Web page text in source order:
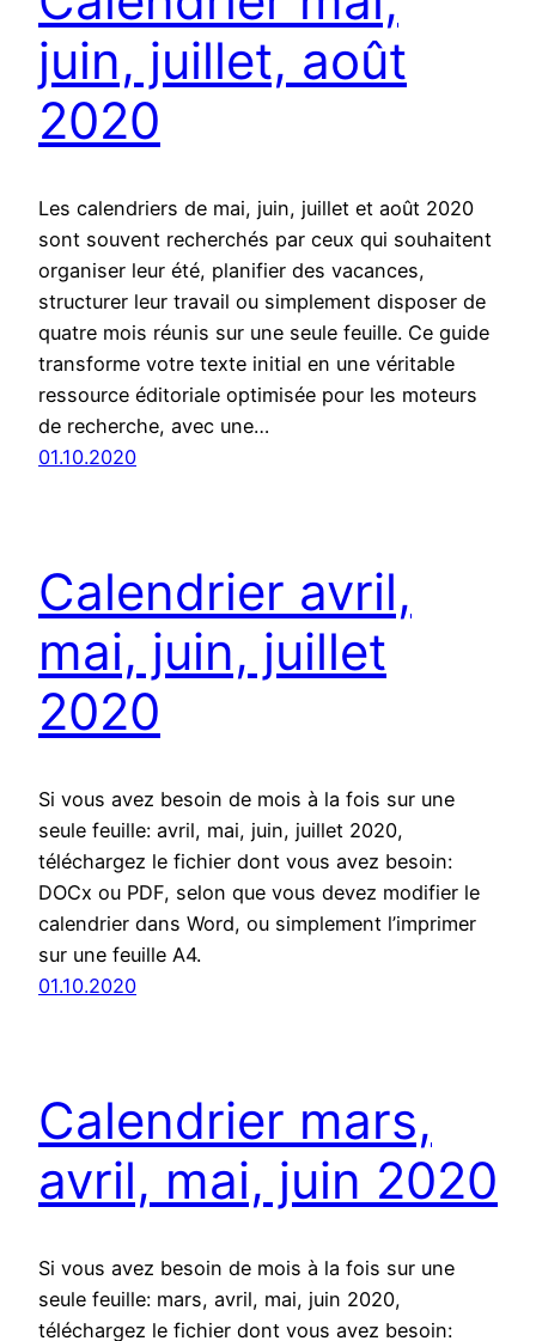
juin, juillet, août
2020
Les calendriers de mai, juin, juillet et août 2020
sont souvent recherchés par ceux qui souhaitent
organiser leur été, planifier des vacances,
structurer leur travail ou simplement disposer de
quatre mois réunis sur une seule feuille. Ce guide
transforme votre texte initial en une véritable
ressource éditoriale optimisée pour les moteurs
de recherche, avec une…
01.10.2020
Calendrier avril,
mai, juin, juillet
2020
Si vous avez besoin de mois à la fois sur une
seule feuille: avril, mai, juin, juillet 2020,
téléchargez le fichier dont vous avez besoin:
DOCx ou PDF, selon que vous devez modifier le
calendrier dans Word, ou simplement l’imprimer
sur une feuille A4.
01.10.2020
Calendrier mars,
avril, mai, juin 2020
Si vous avez besoin de mois à la fois sur une
seule feuille: mars, avril, mai, juin 2020,
téléchargez le fichier dont vous avez besoin: